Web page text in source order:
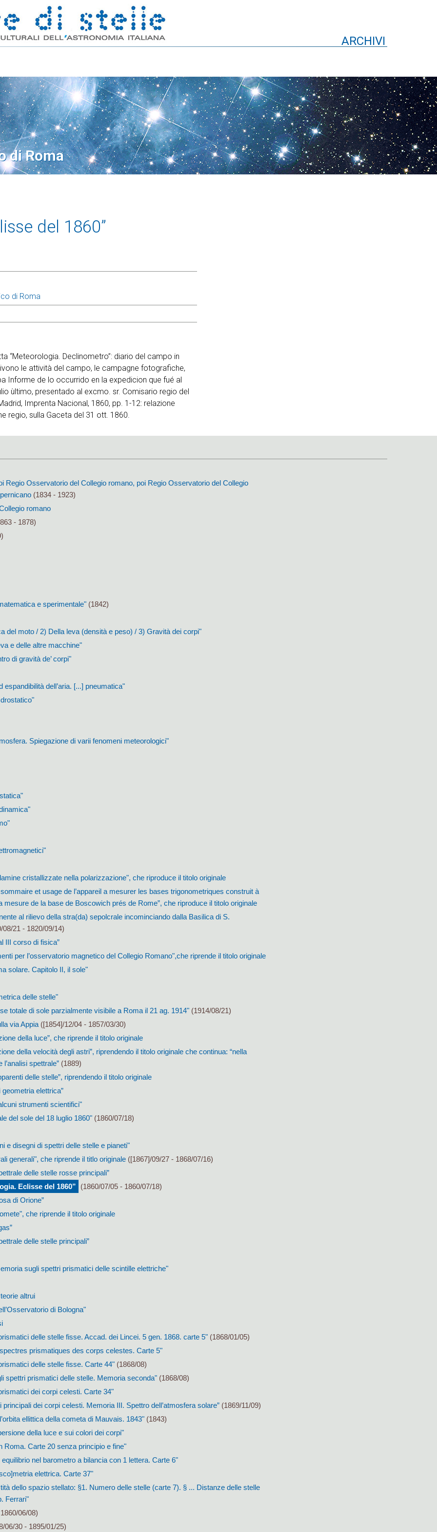
ARCHIVI
di Roma
del 1860”
di Roma
“Meteorologia. Declinometro”: diario del campo in
le attività del campo, le campagne fotografiche,
Informe de lo occurrido en la expedicion que fué al
ùltimo, presentado al excmo. sr. Comisario regio del
Imprenta Nacional, 1860, pp. 1-12: relazione
regio, sulla Gaceta del 31 ott. 1860.
Regio Osservatorio del Collegio romano, poi Regio Osservatorio del Collegio
(1834 - 1923)
romano
- 1878)
e sperimentale"(1842)
del moto / 2) Della leva (densità e peso) / 3) Gravità dei corpi"
e delle altre macchine"
di gravità de’ corpi"
espandibilità dell’aria. [...] pneumatica"
Spiegazione di varii fenomeni meteorologici"
cristallizzate nella polarizzazione", che riproduce il titolo originale
et usage de l’appareil a mesurer les bases trigonometriques construit à
mesure de la base de Boscowich prés de Rome”, che riproduce il titolo originale
al rilievo della stra(da) sepolcrale incominciando dalla Basilica di S.
21 - 1820/09/14)
III corso di fisica”
per l’osservatorio magnetico del Collegio Romano",che riprende il titolo originale
solare. Capitolo II, il sole"
delle stelle"
totale di sole parzialmente visibile a Roma il 21 ag. 1914"(1914/08/21)
via Appia([1854]/12/04 - 1857/03/30)
della luce”, che riprende il titolo originale
della velocità degli astri”, riprendendo il titolo originale che continua: “nella
spettrale”(1889)
delle stelle”, riprendendo il titolo originale
elettrica”
strumenti scientifici"
del sole del 18 luglio 1860"(1860/07/18)
e disegni di spettri delle stelle e pianeti"
generali", che riprende il titlo originale([1867]/09/27 - 1868/07/16)
delle stelle rosse principali”
Eclisse del 1860”
(1860/07/05 - 1860/07/18)
di Orione”
che riprende il titolo originale
delle stelle principali”
sugli spettri prismatici delle scintille elettriche"
altrui
di Bologna"
delle stelle fisse. Accad. dei Lincei. 5 gen. 1868. carte 5"(1868/01/05)
prismatiques des corps celestes. Carte 5"
delle stelle fisse. Carte 44"(1868/08)
spettri prismatici delle stelle. Memoria seconda"(1868/08)
dei corpi celesti. Carte 34"
principali dei corpi celesti. Memoria III. Spettro dell’atmosfera solare”(1869/11/09)
ellittica della cometa di Mauvais. 1843"(1843)
della luce e sui colori dei corpi"
Roma. Carte 20 senza principio e fine"
nel barometro a bilancia con 1 lettera. Carte 6"
elettrica. Carte 37"
dello spazio stellato: §1. Numero delle stelle (carte 7). § ... Distanze delle stelle
Ferrari"
06/08)
06/30 - 1895/01/25)